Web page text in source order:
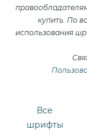
купить. По
использования
Все
шрифты